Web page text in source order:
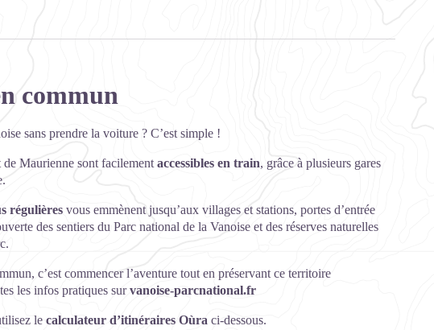
commun
sans prendre la voiture ? C’est simple !
de Maurienne sont facilement accessibles en train, grâce à plusieurs gares
régulières vous emmènent jusqu’aux villages et stations, portes d’entrée
des sentiers du Parc national de la Vanoise et des réserves naturelles
c’est commencer l’aventure tout en préservant ce territoire
les infos pratiques survanoise-parcnational.fr
le calculateur d’itinéraires Oùra ci-dessous.